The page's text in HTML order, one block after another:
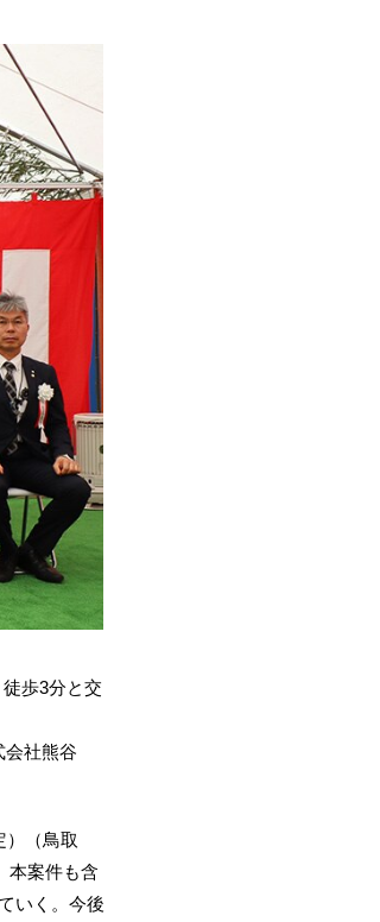
歩3分と交
社熊谷
（鳥取
本案件も含
いく。今後